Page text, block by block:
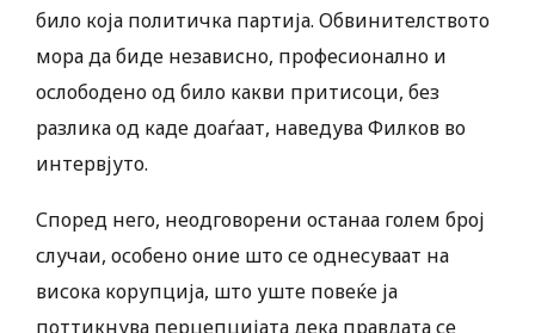
било која политичка партија. Обвинителството
мора да биде независно, професионално и
ослободено од било какви притисоци, без
разлика од каде доаѓаат, наведува Филков во
интервјуто.
Според него, неодговорени останаа голем број
случаи, особено оние што се однесуваат на
висока корупција, што уште повеќе ја
поттикнува перцепцијата дека правдата се